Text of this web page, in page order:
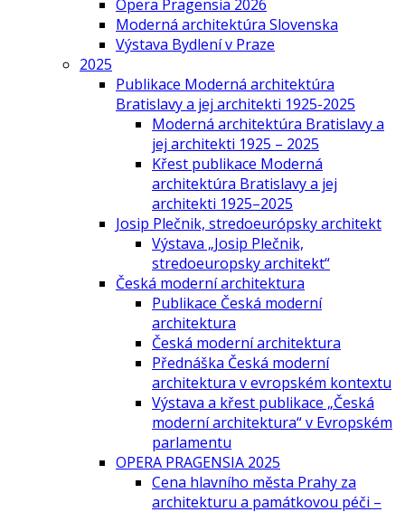
Opera Pragensia 2026
Moderná architektúra Slovenska
Výstava Bydlení v Praze
2025
Publikace Moderná architektúra
Bratislavy a jej architekti 1925-2025
Moderná architektúra Bratislavy a
jej architekti 1925 – 2025
Křest publikace Moderná
architektúra Bratislavy a jej
architekti 1925–2025
Josip Plečnik, stredoeurópsky architekt
Výstava „Josip Plečnik,
stredoeuropsky architekt“
Česká moderní architektura
Publikace Česká moderní
architektura
Česká moderní architektura
Přednáška Česká moderní
architektura v evropském kontextu
Výstava a křest publikace „Česká
moderní architektura“ v Evropském
parlamentu
OPERA PRAGENSIA 2025
Cena hlavního města Prahy za
architekturu a památkovou péči –